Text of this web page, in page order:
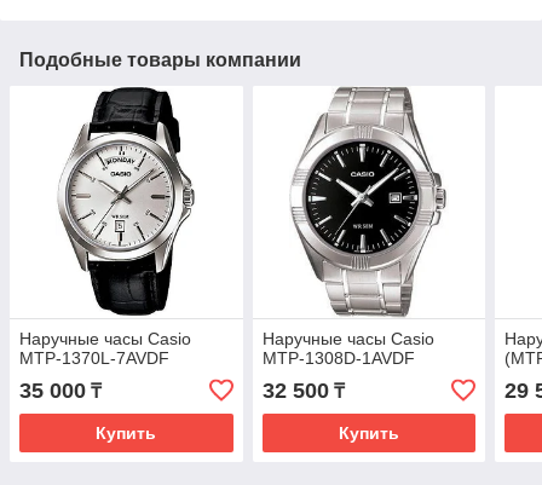
Подобные товары компании
Наручные часы Casio
MTP-1370L-7AVDF
35 000 ₸
Купить
Наручные часы Casio
MTP-1308D-1AVDF
32 500₸
Купить
29